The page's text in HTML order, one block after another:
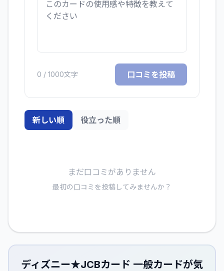
0 / 1000文字 口コミを投稿
新しい順 役立った順
まだ口コミがありません
最初の口コミを投稿してみませんか？
ディズニー★JCBカード 一般カードが気